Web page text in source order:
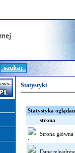
Statystyki
Statystyka
strona
Strona główna
Dane